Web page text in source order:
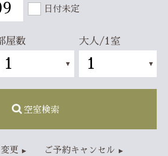
日付未定
屋数 大人/1室
空室検索
更 ご予約キャンセル